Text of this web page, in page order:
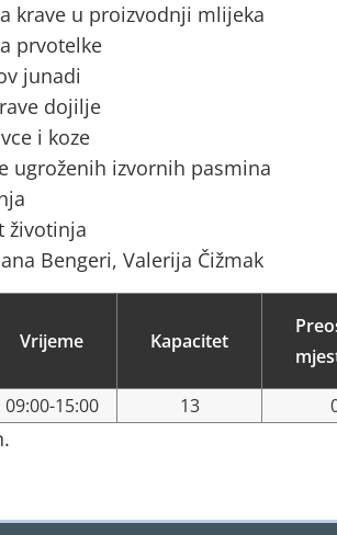
krave u proizvodnji mlijeka
prvotelke
junadi
dojilje
i koze
ugroženih izvornih pasmina
životinja
Bengeri, Valerija Čižmak
Vrijeme Kapacitet
09:00-15:00 13